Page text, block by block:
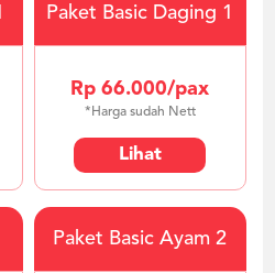
Paket Basic Daging 1
Rp 66.000/pax
*Harga sudah Nett
Lihat
Paket Basic Ayam 2